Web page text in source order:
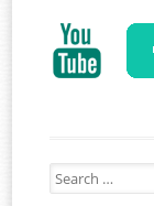
Search
for: